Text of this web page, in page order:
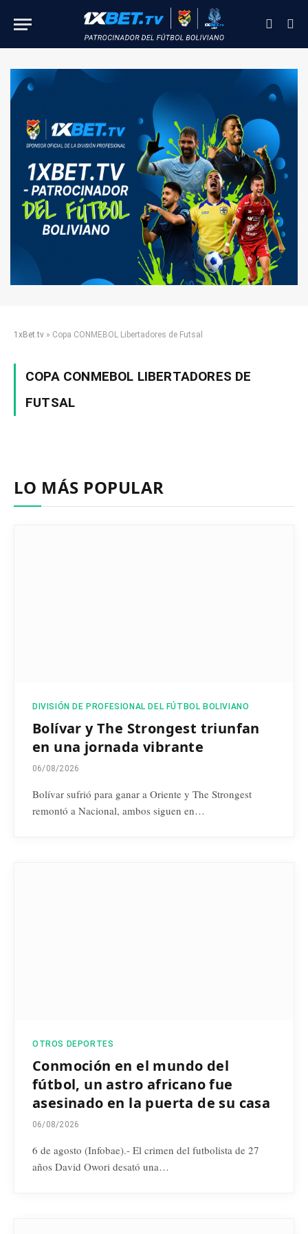
1xBet.tv » Copa CONMEBOL Libertadores de Futsal
COPA CONMEBOL LIBERTADORES DE
FUTSAL
LO MÁS POPULAR
DIVISIÓN DE PROFESIONAL DEL FÚTBOL BOLIVIANO
Bolívar y The Strongest triunfan
en una jornada vibrante
06/08/2026
Bolívar sufrió para ganar a Oriente y The Strongest
remontó a Nacional, ambos siguen en…
OTROS DEPORTES
Conmoción en el mundo del
fútbol, un astro africano fue
asesinado en la puerta de su casa
06/08/2026
6 de agosto (Infobae).- El crimen del futbolista de 27
años David Owori desató una…